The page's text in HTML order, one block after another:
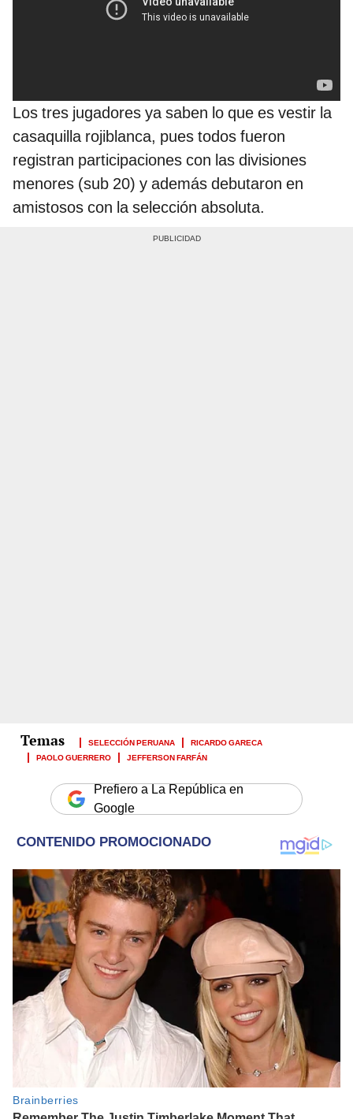
Los tres jugadores ya saben lo que es vestir la
casaquilla rojiblanca, pues todos fueron
registran participaciones con las divisiones
menores (sub 20) y además debutaron en
amistosos con la selección absoluta.
SELECCIÓN PERUANA
RICARDO GARECA
PAOLO GUERRERO
JEFFERSON FARFÁN
Prefiero a La República en
Google